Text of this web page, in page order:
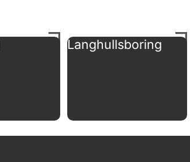
Langhullsboring